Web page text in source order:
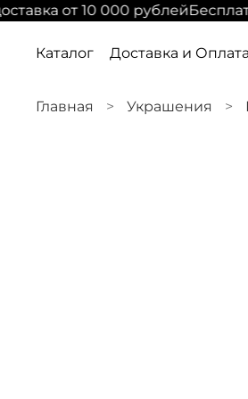
от 10 000 рублей
Каталог Доставка и Оплата
Главная Украшения